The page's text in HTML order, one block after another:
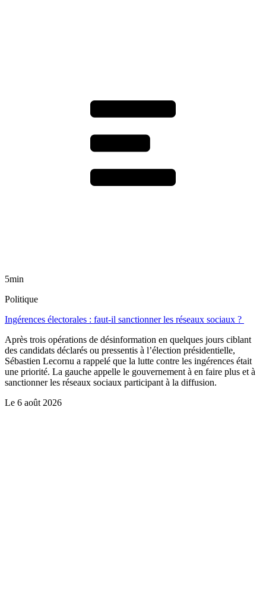
5min
Politique
Ingérences électorales : faut-il sanctionner les réseaux sociaux ?
Après trois opérations de désinformation en quelques jours ciblant
des candidats déclarés ou pressentis à l’élection présidentielle,
Sébastien Lecornu a rappelé que la lutte contre les ingérences était
une priorité. La gauche appelle le gouvernement à en faire plus et à
sanctionner les réseaux sociaux participant à la diffusion.
Le 6 août 2026